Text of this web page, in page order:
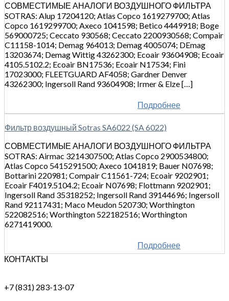
СОВМЕСТИМЫЕ АНАЛОГИ ВОЗДУШНОГО ФИЛЬТРА
SOTRAS: Alup 17204120; Atlas Copco 1619279700; Atlas
Copco 1619299700; Axeco 1041598; Betico 4449918; Boge
569000725; Ceccato 930568; Ceccato 2200930568; Compair
C11158-1014; Demag 964013; Demag 4005074; DEmag
13203674; Demag Wittig 43262300; Ecoair 93604908; Ecoair
4105.5102.2; Ecoair BN17536; Ecoair N17534; Fini
17023000; FLEETGUARD AF4058; Gardner Denver
43262300; Ingersoll Rand 93604908; Irmer & Elze […]
Подробнее
Фильтр воздушный Sotras SA6022 (SA 6022)
СОВМЕСТИМЫЕ АНАЛОГИ ВОЗДУШНОГО ФИЛЬТРА
SOTRAS: Airmac 3214307500; Atlas Copco 2900534800;
Atlas Copco 5415291500; Axeco 1041819; Bauer N07698;
Bottarini 220981; Compair C11561-724; Ecoair 9202901;
Ecoair F4019.5104.2; Ecoair N07698; Flottmann 9202901;
Ingersoll Rand 35318252; Ingersoll Rand 39144696; Ingersoll
Rand 92117431; Maco Meudon 520730; Worthington
522082516; Worthington 522182516; Worthington
6271419000.
Подробнее
КОНТАКТЫ
+7 (831) 283-13-07